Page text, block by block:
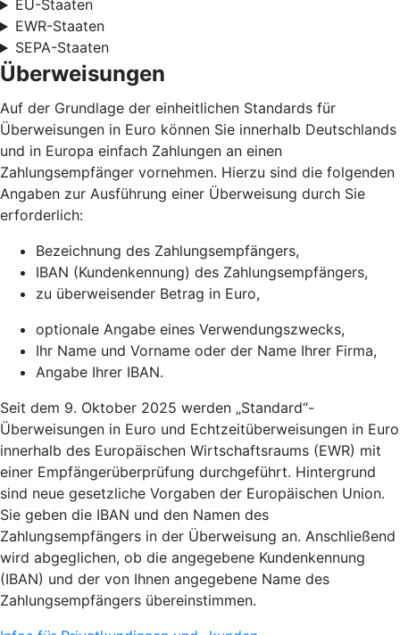
EU-Staaten
EWR-Staaten
SEPA-Staaten
Überweisungen
Auf der Grundlage der einheitlichen Standards für
Überweisungen in Euro können Sie innerhalb Deutschlands
und in Europa einfach Zahlungen an einen
Zahlungsempfänger vornehmen. Hierzu sind die folgenden
Angaben zur Ausführung einer Überweisung durch Sie
erforderlich:
Bezeichnung des Zahlungsempfängers,
IBAN (Kundenkennung) des Zahlungsempfängers,
zu überweisender Betrag in Euro,
optionale Angabe eines Verwendungszwecks,
Ihr Name und Vorname oder der Name Ihrer Firma,
Angabe Ihrer IBAN.
Seit dem 9. Oktober 2025 werden „Standard“-
Überweisungen in Euro und Echtzeitüberweisungen in Euro
innerhalb des Europäischen Wirtschaftsraums (EWR) mit
einer Empfängerüberprüfung durchgeführt. Hintergrund
sind neue gesetzliche Vorgaben der Europäischen Union.
Sie geben die IBAN und den Namen des
Zahlungsempfängers in der Überweisung an. Anschließend
wird abgeglichen, ob die angegebene Kundenkennung
(IBAN) und der von Ihnen angegebene Name des
Zahlungsempfängers übereinstimmen.